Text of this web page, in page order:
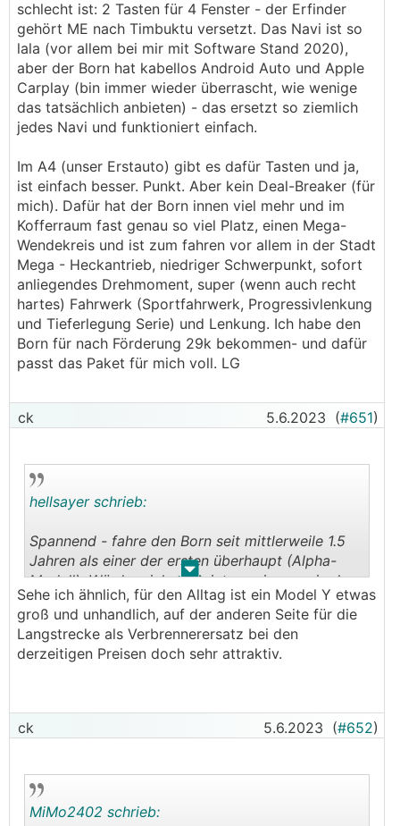
schlecht ist: 2 Tasten für 4 Fenster - der Erfinder
gehört ME nach Timbuktu versetzt. Das Navi ist so
lala (vor allem bei mir mit Software Stand 2020),
aber der Born hat kabellos Android Auto und Apple
Carplay (bin immer wieder überrascht, wie wenige
das tatsächlich anbieten) - das ersetzt so ziemlich
jedes Navi und funktioniert einfach.
Im A4 (unser Erstauto) gibt es dafür Tasten und ja,
ist einfach besser. Punkt. Aber kein Deal-Breaker (für
mich). Dafür hat der Born innen viel mehr und im
Kofferraum fast genau so viel Platz, einen Mega-
Wendekreis und ist zum fahren vor allem in der Stadt
Mega - Heckantrieb, niedriger Schwerpunkt, sofort
anliegendes Drehmoment, super (wenn auch recht
hartes) Fahrwerk (Sportfahrwerk, Progressivlenkung
und Tieferlegung Serie) und Lenkung. Ich habe den
Born für nach Förderung 29k bekommen- und dafür
passt das Paket für mich voll. LG
ck 5.6.2023 (#651)
. .
hellsayer schrieb:
Spannend - fahre den Born seit mittlerweile 1.5
Jahren als einer der ersten überhaupt (Alpha-
Modell). Würde mich auch interessieren, wie du
dazu stehst, da ich den damals vorbestellt habe
und noch kein anderes E-auto gefahren bin
(ausser ID.3) - und derzeit auch nicht wüsste,
wohin die Reise geht.
Wendekreis, keine Kameras und / oder Piepser
vorne, schlechte Übersicht und der doch nicht so
waren für uns dann doch zu viele Kompromisse.
Für uns ist derzeit der Born zu 99% Alltagsauto
und auch mit 2 Kleinkindern voll ausreichend, für
Sehe ich ähnlich, für den Alltag ist ein Model Y etwas
groß und unhandlich, auf der anderen Seite für die
Langstrecke als Verbrennerersatz bei den
derzeitigen Preisen doch sehr attraktiv.
ck 5.6.2023 (#652)
MiMo2402 schrieb: